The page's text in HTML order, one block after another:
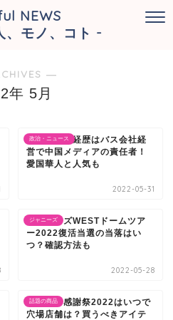
NEWS
、モノ、コト -
―
年 5月
政治・ニュース
原田優美の経歴はバス会社経
営で中国メディアの責任者！
愛国華人と人気も
2022-05-31
ジャニーズ
ジャニーズWESTドームツア
ー2022復活当選の当落はい
つ？確認方法も
2022-05-28
話題の商品
ユニクロ感謝祭2022はいつで
穴場店舗は？買うべきアイテ